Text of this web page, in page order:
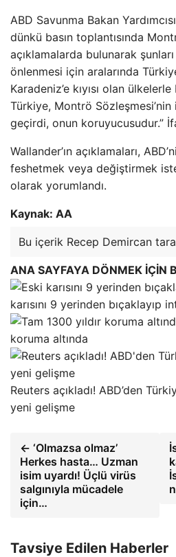
ABD Savunma Bakan
dünkü basın toplantısında
açıklamalarda bulunarak
önlenmesi için aralarında
Karadeniz’e kıyısı olan
Türkiye, Montrö
geçirdi, onun koruyucusudur.”
Wallander’ın açıklamaları,
feshetmek veya değiştirmek
olarak yorumlandı.
Kaynak: AA
Bu içerik Recep Demircan
ANA SAYFAYA DÖNMEK İÇİN
karısını 9 yerinden bıçaklayıp
koruma altında
Reuters açıkladı! ABD’den
yeni gelişme
← ‘Olmazsa olmaz’
Herkes hasta… Uzman
isim uyardı! Üçlü virüs
salgınıyla mücadele
için…
Tavsiye Edilen Haberler